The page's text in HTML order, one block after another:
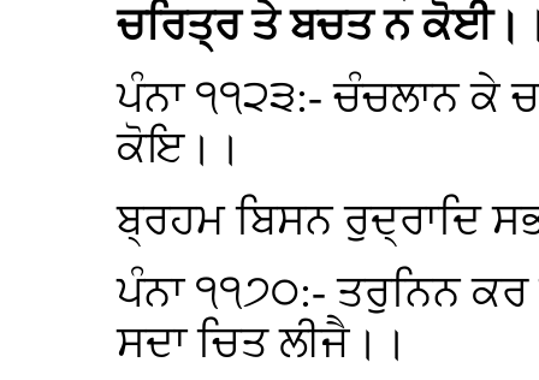
ਚਰਿਤ੍ਰ ਤੇ ਬਚਤ ਨ
ਪੰਨਾ ੧੧੨੩:- ਚੰਚਲਾਨ ਕੇ
ਕੋਇ।।
ਬ੍ਰਹਮ ਬਿਸਨ ਰੁਦ੍ਰਾਦਿ
ਪੰਨਾ ੧੧੭੦:- ਤਰੁਨਿਨ
ਸਦਾ ਚਿਤ ਲੀਜੈ।।